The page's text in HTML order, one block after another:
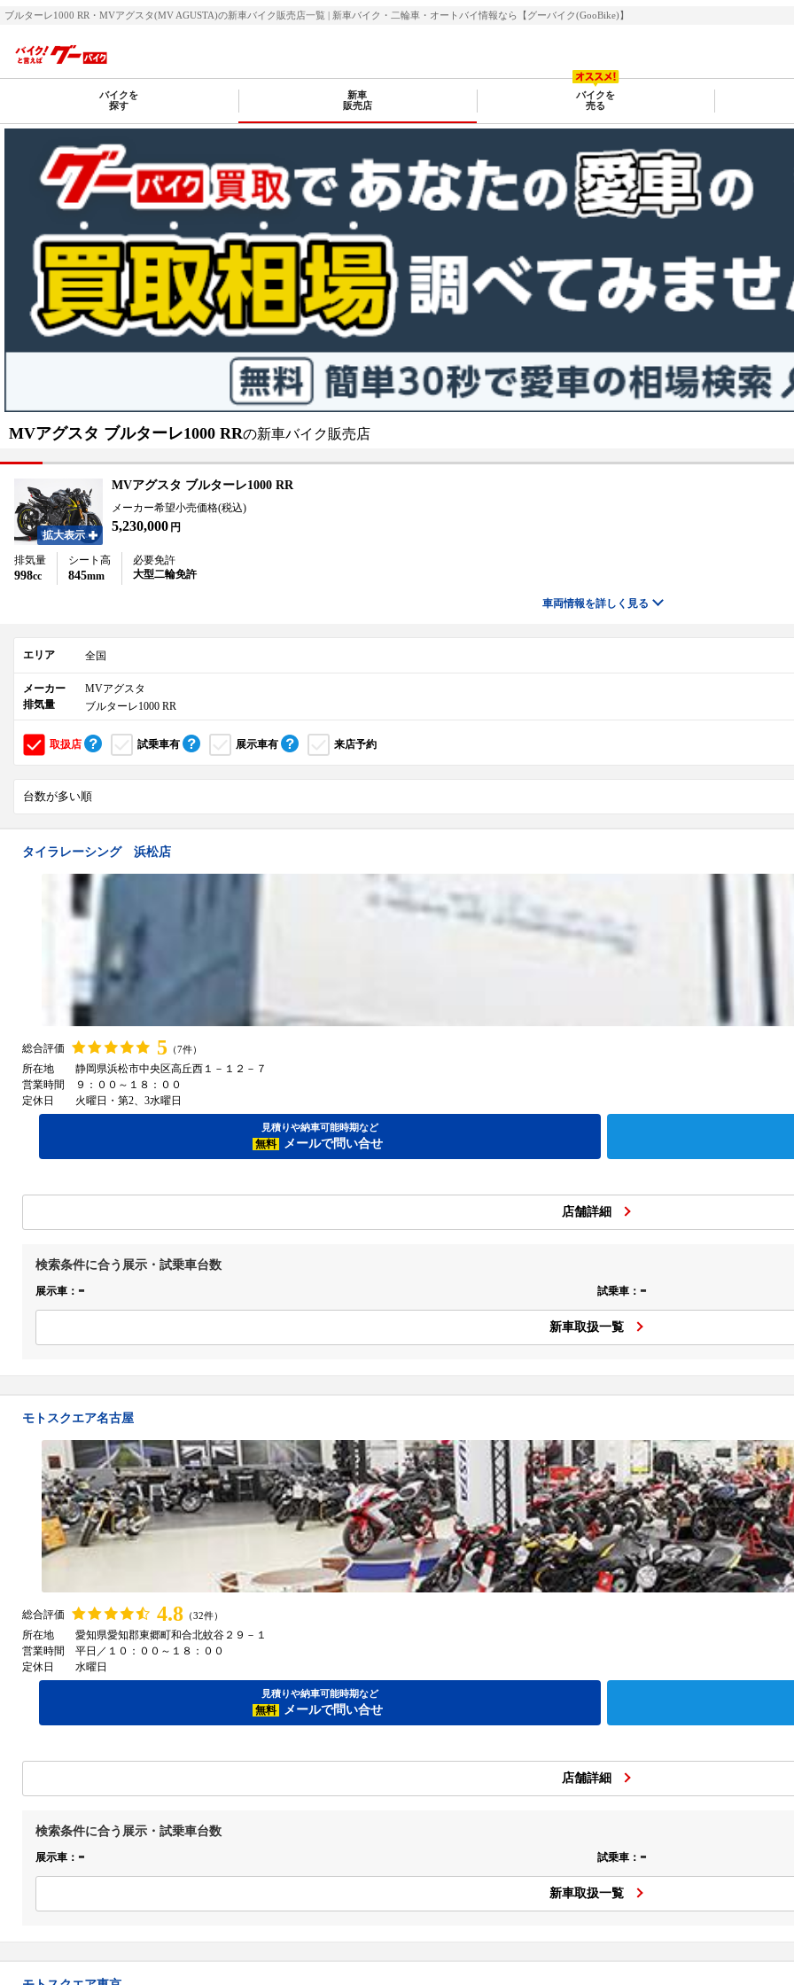
ブルターレ1000 RR・MVアグスタ(MV AGUSTA)の新車バイク販売店一覧 | 新車バイク・二輪車・オートバイ情報なら【グーバイク(GooBike)】
バイクを
探す
新車
販売店
バイクを
売る
MVアグスタ ブルターレ1000 RRの新車バイク販売店
拡大表示
MVアグスタ ブルターレ1000 RR
メーカー希望小売価格(税込)
5,230,000 円
排気量
998cc
シート高
845mm
必要免許
大型二輪免許
車両情報を詳しく見る
エリア 全国
メーカー
排気量
MVアグスタ
ブルターレ1000 RR
取扱店 試乗車有 展示車有 来店予約
タイラレーシング 浜松店
総合評価 5 （7件）
所在地
静岡県浜松市中央区高丘西１－１２－７
営業時間
９：００～１８：００
定休日
火曜日・第2、3水曜日
見積りや納車可能時期など
無料 メールで問い合せ
店舗詳細
検索条件に合う展示・試乗車台数
展示車： - 試乗車： -
新車取扱一覧
モトスクエア名古屋
総合評価 4.8 （32件）
所在地
愛知県愛知郡東郷町和合北蚊谷２９－１
営業時間
平日／１０：００～１８：００
定休日
水曜日
見積りや納車可能時期など
無料 メールで問い合せ
店舗詳細
検索条件に合う展示・試乗車台数
展示車： - 試乗車： -
新車取扱一覧
ブルターレ1000 RR